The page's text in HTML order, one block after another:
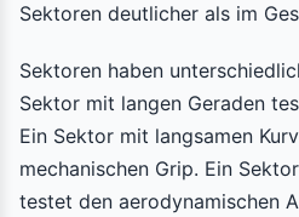
Sektoren deutlicher als im
Sektoren haben
Sektor mit langen Geraden
Ein Sektor mit langsamen
mechanischen Grip. Ein
testet den aerodynamischen